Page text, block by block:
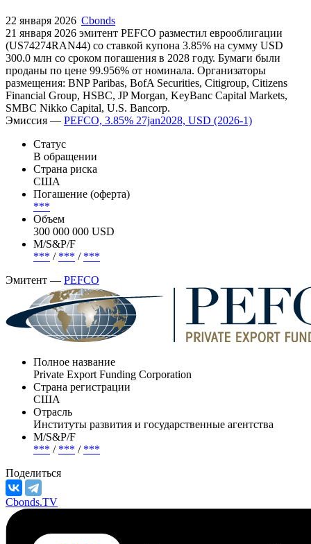
22 января 2026 Cbonds
21 января 2026 эмитент PEFCO разместил еврооблигации
(US74274RAN44) cо ставкой купона 3.85% на сумму USD
300.0 млн со сроком погашения в 2028 году. Бумаги были
проданы по цене 99.956% от номинала. Организаторы
размещения: BNP Paribas, BofA Securities, Citigroup, Citizens
Financial Group, HSBC, JP Morgan, KeyBanc Capital Markets,
SMBC Nikko Capital, U.S. Bancorp.
Эмиссия — PEFCO, 3.85% 27jan2028, USD (2026-1)
Статус
В обращении
Страна риска
США
Погашение (оферта)
***
Объем
300 000 000 USD
М/S&P/F
*** / *** / ***
Эмитент — PEFCO
Полное название
Private Export Funding Corporation
Страна регистрации
США
Отрасль
Институты развития и государственные агентства
М/S&P/F
*** / *** / ***
Поделиться
Cbonds.TV